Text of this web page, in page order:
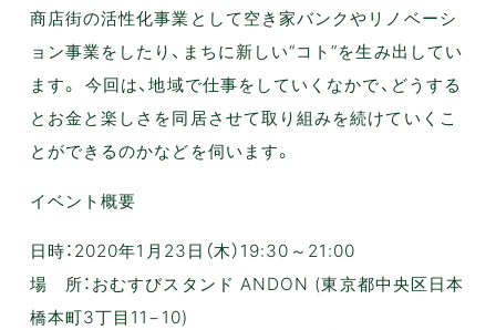
商店街の活性化事業として空き家バンクやリノベーシ
ョン事業をしたり、まちに新しい“コト”を生み出してい
ます。 今回は、地域で仕事をしていくなかで、どうする
とお金と楽しさを同居させて取り組みを続けていくこ
とができるのかなどを伺います。
イベント概要
日時：2020年1月23日（木）19:30～21:00
場 所：おむすびスタンド ANDON (東京都中央区日本
橋本町3丁目11−10)